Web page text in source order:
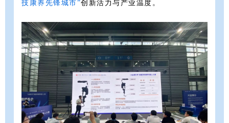
技康养先锋城市”创新活力与产业温度。